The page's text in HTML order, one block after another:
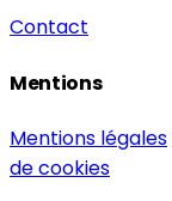
Contact
Mentions
Mentions légales
de cookies